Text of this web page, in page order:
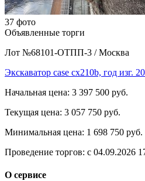
37 фото
Объявленные торги
Лот №68101-ОТПП-3 / Москва
Экскаватор case cx210b, год изг.
Начальная цена: 3 397 500 руб.
Текущая цена: 3 057 750 руб.
Минимальная цена: 1 698 750 руб.
Проведение торгов: с 04.09.2026
О сервисе